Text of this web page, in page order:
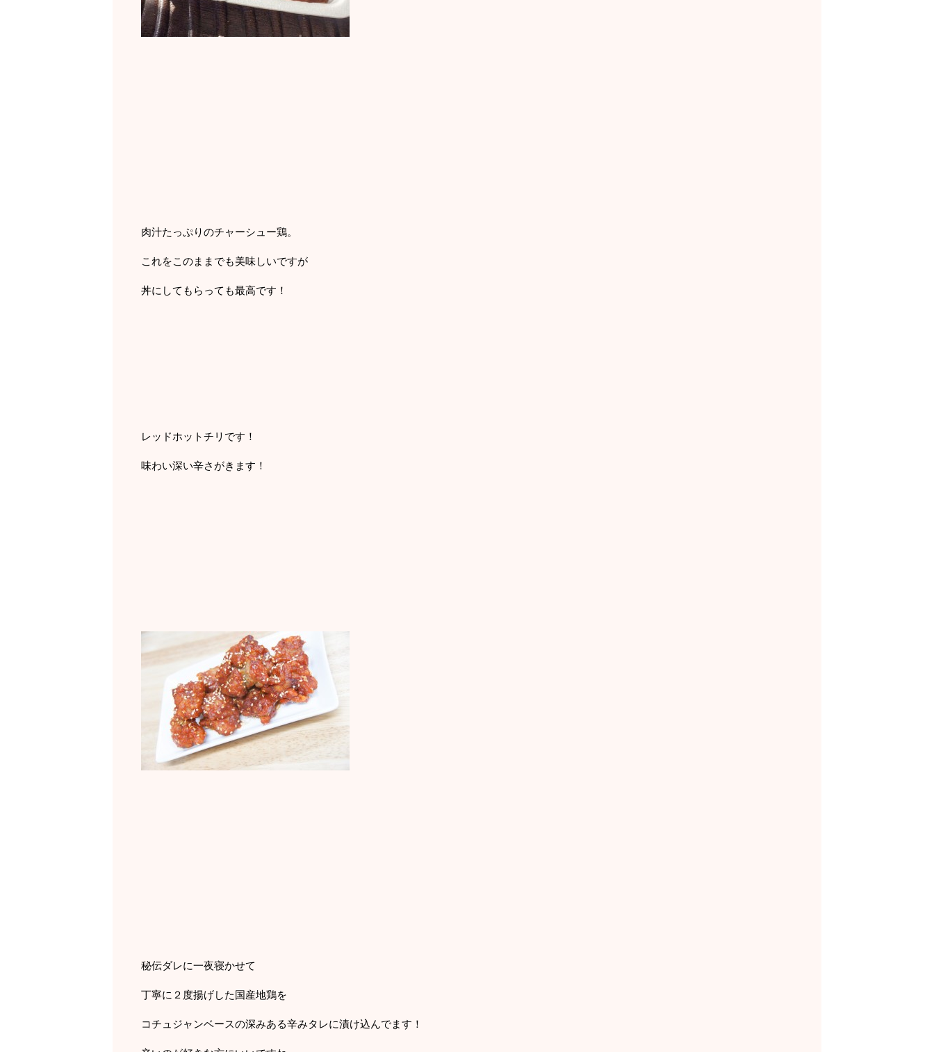
肉汁たっぷりのチャーシュー鶏。
これをこのままでも美味しいですが
丼にしてもらっても最高です！
レッドホットチリです！
味わい深い辛さがきます！
秘伝ダレに一夜寝かせて
丁寧に２度揚げした国産地鶏を
コチュジャンベースの深みある辛みタレに漬け込んでます！